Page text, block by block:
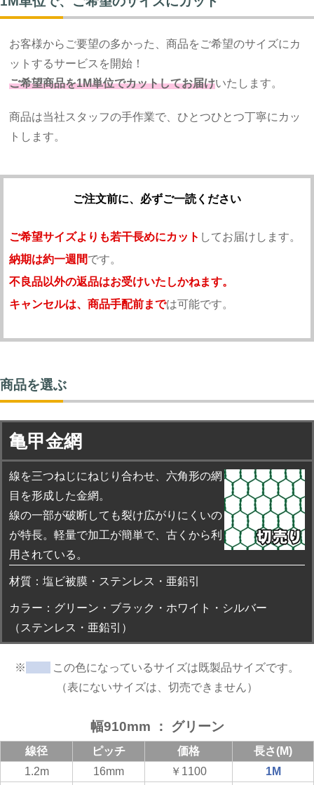
お客様からご要望の多かった、商品をご希望のサイズにカ
ットするサービスを開始！
ご希望商品を1M単位でカットしてお届けいたします。
商品は当社スタッフの手作業で、ひとつひとつ丁寧にカッ
トします。
ご注文前に、必ずご一読ください
ご希望サイズよりも若干長めにカット してお届けします。
納期は約一週間です。
不良品以外の返品はお受けいたしかねます。
キャンセルは、商品手配前までは可能です。
商品を選ぶ
亀甲金網
線を三つねじにねじり合わせ、六角形の網
目を形成した金網。
線の一部が破断しても裂け広がりにくいの
が特長。軽量で加工が簡単で、古くから利
用されている。
材質：塩ビ被膜・ステンレス・亜鉛引
カラー：グリーン・ブラック・ホワイト・シルバー
（ステンレス・亜鉛引）
※
この色になっているサイズは既製品サイズです。
（表にないサイズは、切売できません）
幅910mm ： グリーン
線径 ピッチ 価格
長さ(M)
1.2m
16mm ￥1100
1M